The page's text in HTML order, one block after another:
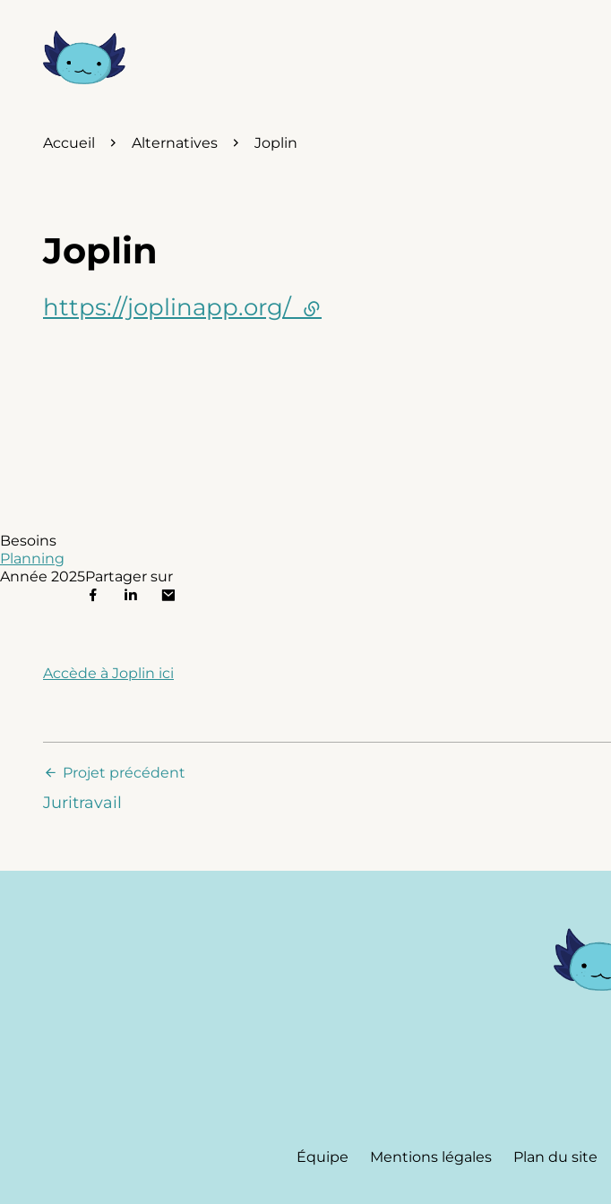
Accueil Alternatives Joplin
Joplin
https://joplinapp.org/ (lien externe)
Besoins
Planning
Année 2025Partager sur
Accède à Joplin ici
Projet précédent
Juritravail
Équipe Mentions légales Plan du site